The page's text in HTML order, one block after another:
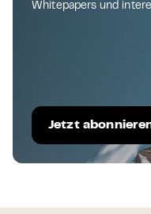
Whitepapers und
Jetzt